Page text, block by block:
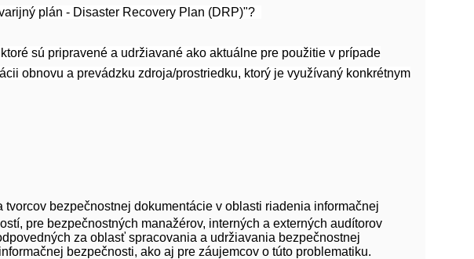
plán - Disaster Recovery Plan (DRP)"?
sú pripravené a udržiavané ako aktuálne pre použitie v prípade
obnovu a prevádzku zdroja/prostriedku, ktorý je využívaný konkrétnym
bezpečnostnej dokumentácie v oblasti riadenia informačnej
pre bezpečnostných manažérov, interných a externých audítorov
za oblasť spracovania a udržiavania bezpečnostnej
bezpečnosti, ako aj pre záujemcov o túto problematiku.